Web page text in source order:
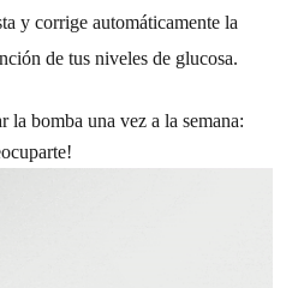
y corrige automáticamente la
de tus niveles de glucosa.
la bomba una vez a la semana: